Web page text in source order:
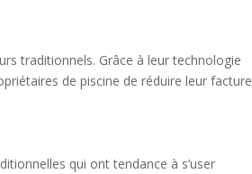
traditionnels. Grâce à leur technologie
de piscine de réduire leur facture
qui ont tendance à s’user